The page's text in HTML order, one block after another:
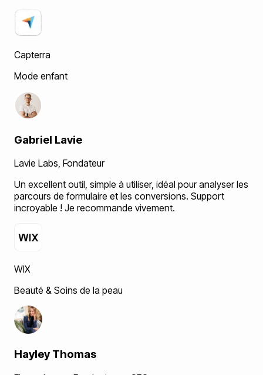
Capterra
Mode enfant
Gabriel Lavie
Lavie Labs, Fondateur
Un excellent outil, simple à utiliser, idéal pour analyser les
parcours de formulaire et les conversions. Support
incroyable ! Je recommande vivement.
WIX
Beauté & Soins de la peau
Hayley Thomas